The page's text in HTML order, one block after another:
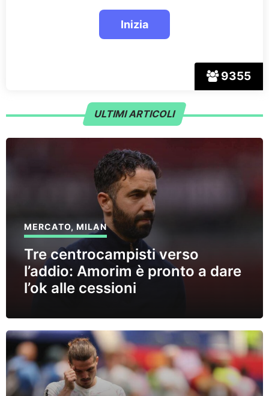
9355
ULTIMI ARTICOLI
MERCATO,MILAN
Tre centrocampisti verso
l’addio: Amorim è pronto a dare
l’ok alle cessioni